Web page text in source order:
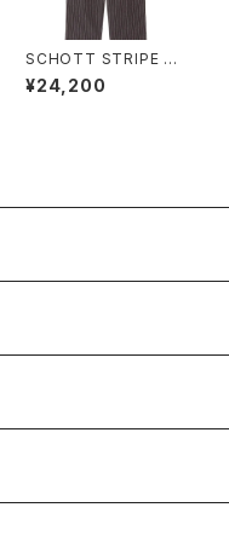
SCHOTT STRIPE FR
ISCO PANTS
¥24,200